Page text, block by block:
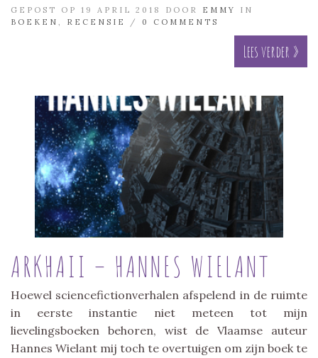
GEPOST OP 19 APRIL 2018 DOOR EMMY
IN
BOEKEN
RECENSIE / 0 COMMENTS
Lees verder »
ARKHAII – HANNES WIELANT
Hoewel sciencefictionverhalen afspelend in de ruimte
in eerste instantie niet meteen tot mijn
lievelingsboeken behoren, wist de Vlaamse auteur
Hannes Wielant mij toch te overtuigen om zijn boek te